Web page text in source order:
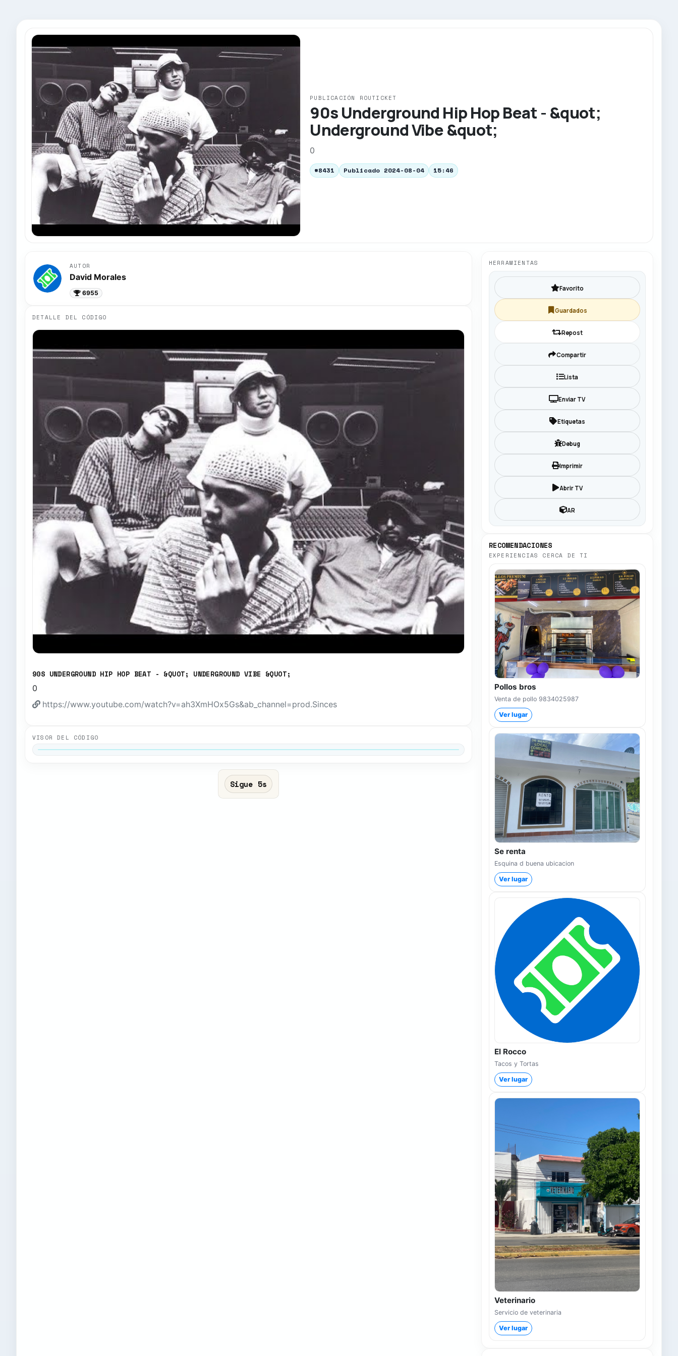
PUBLICACIÓN ROUTICKET
90s Underground Hip Hop Beat - &quot;
Underground Vibe &quot;
0
#8431 Publicado 2024-08-04 15:46
AUTOR
David Morales
6955
DETALLE DEL CÓDIGO
90S UNDERGROUND HIP HOP BEAT - &QUOT; UNDERGROUND VIBE &QUOT;
0
https://www.youtube.com/watch?v=ah3XmHOx5Gs&ab_channel=prod.Sinces
VISOR DEL CÓDIGO
Sigue 4s
HERRAMIENTAS
Favorito
Guardados
Repost
Compartir
Lista
Enviar TV
Etiquetas
Debug
Imprimir
Abrir TV
AR
RECOMENDACIONES
EXPERIENCIAS CERCA DE TI
Pollos bros
Venta de pollo 9834025987
Ver lugar
Se renta
Esquina d buena ubicacion
Ver lugar
El Rocco
Tacos y Tortas
Ver lugar
Veterinario
Servicio de veterinaria
Ver lugar